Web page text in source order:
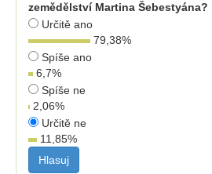
zemědělství Martina Šebestyána?
Určitě ano
79,38%
Spíše ano
6,7%
Spíše ne
2,06%
Určitě ne
11,85%